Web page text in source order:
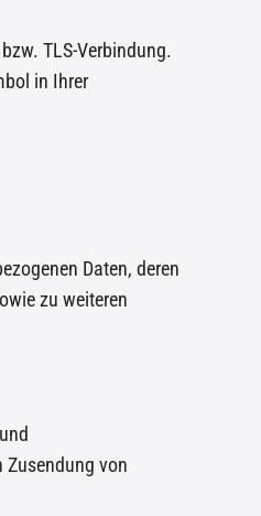
TLS-Verbindung.
in Ihrer
Daten, deren
zu weiteren
Zusendung von